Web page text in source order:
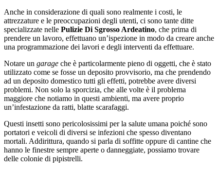
Anche in considerazione di quali sono realmente i costi, le
attrezzature e le preoccupazioni degli utenti, ci sono tante ditte
specializzate nelle Pulizie Di Sgrosso Ardeatino, che prima di
prendere un lavoro, effettuano un’ispezione in modo da creare anche
una programmazione dei lavori e degli interventi da effettuare.
Notare un garage che è particolarmente pieno di oggetti, che è stato
utilizzato come se fosse un deposito provvisorio, ma che prendendo
ad un deposito domestico tutti gli effetti, potrebbe avere diversi
problemi. Non solo la sporcizia, che alle volte è il problema
maggiore che notiamo in questi ambienti, ma avere proprio
un’infestazione da ratti, blatte scarafaggi.
Questi insetti sono pericolosissimi per la salute umana poiché sono
portatori e veicoli di diversi se infezioni che spesso diventano
mortali. Addirittura, quando si parla di soffitte oppure di cantine che
hanno le finestre sempre aperte o danneggiate, possiamo trovare
delle colonie di pipistrelli.